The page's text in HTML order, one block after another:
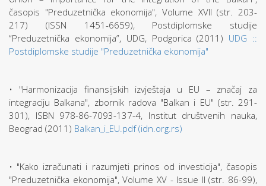
časopis "Preduzetnička ekonomija", Volume XVII (str. 203-
217) (ISSN 1451-6659), Postdiplomske studije
“Preduzetnička ekonomija”, UDG, Podgorica (2011) UDG ::
Postdiplomske studije "Preduzetnička ekonomija"
• "Harmonizacija finansijskih izvještaja u EU – značaj za
integraciju Balkana", zbornik radova "Balkan i EU" (str. 291-
301), ISBN 978-86-7093-137-4, Institut društvenih nauka,
Beograd (2011) Balkan_i_EU.pdf (idn.org.rs)
• "Kako izračunati i razumjeti prinos od investicija", časopis
"Preduzetnička ekonomija", Volume XV - Issue II (str. 86-99),